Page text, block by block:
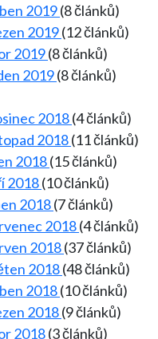
2019(8 článků)
2019(12 článků)
2019(8 článků)
2019(8 článků)
2018(4 článků)
2018(11 článků)
2018(15 článků)
2018(10 článků)
2018(7 článků)
2018(4 článků)
2018(37 článků)
2018(48 článků)
2018(10 článků)
2018(9 článků)
2018(3 článků)